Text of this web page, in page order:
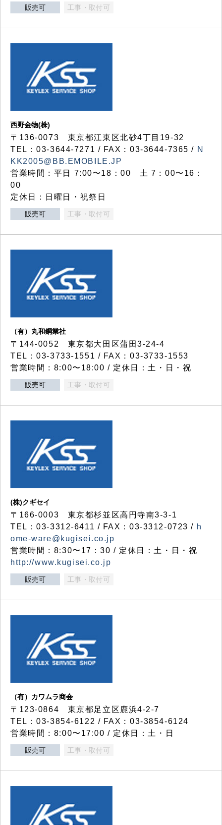
販売可 工事・取付可
西野金物(株)
〒136-0073 東京都江東区北砂4丁目19-32
TEL：03‐3644‐7271 / FAX：03-3644-7365 / N
KK2005@BB.EMOBILE.JP
営業時間：平日 7:00〜18：00 土 7：00〜16：
00
定休日：日曜日・祝祭日
販売可 工事・取付可
（有）丸和鋼業社
〒144-0052 東京都大田区蒲田3-24-4
TEL：03-3733-1551 / FAX：03-3733-1553
営業時間：8:00〜18:00 / 定休日：土・日・祝
販売可 工事・取付可
(株)クギセイ
〒166-0003 東京都杉並区高円寺南3-3-1
TEL：03-3312-6411 / FAX：03-3312-0723 / h
ome-ware@kugisei.co.jp
営業時間：8:30〜17：30 / 定休日：土・日・祝
http://www.kugisei.co.jp
販売可 工事・取付可
（有）カワムラ商会
〒123-0864 東京都足立区鹿浜4-2-7
TEL：03-3854-6122 / FAX：03-3854-6124
営業時間：8:00〜17:00 / 定休日：土・日
販売可 工事・取付可